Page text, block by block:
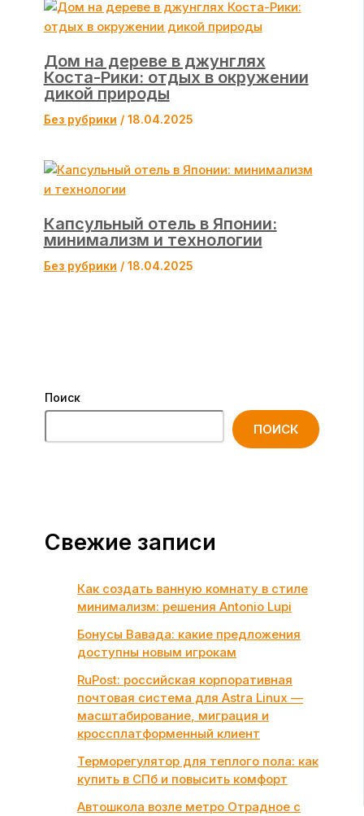
Дом на дереве в джунглях
Коста-Рики: отдых в окружении
дикой природы
Без рубрики / 18.04.2025
Капсульный отель в Японии:
минимализм и технологии
Без рубрики / 18.04.2025
Поиск
ПОИСК
Свежие записи
Как создать ванную комнату в стиле
минимализм: решения Antonio Lupi
Бонусы Вавада: какие предложения
доступны новым игрокам
RuPost: российская корпоративная
почтовая система для Astra Linux —
масштабирование, миграция и
кроссплатформенный клиент
Терморегулятор для теплого пола: как
купить в СПб и повысить комфорт
Автошкола возле метро Отрадное с